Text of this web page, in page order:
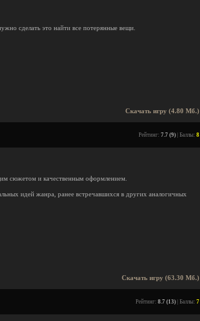
сделать это найти все потерянные вещи.
Скачать игру (4.80 Мб.)
Рейтинг: 7.7 (9) | Баллы: 8
сюжетом и качественным оформлением.
идей жанра, ранее встречавшихся в других аналогичных
Скачать игру (63.30 Мб.)
Рейтинг: 8.7 (13) | Баллы: 7